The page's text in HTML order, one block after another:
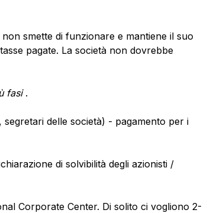
smette di funzionare e mantiene il suo
pagate. La società non dovrebbe
fasi .
delle società) - pagamento per i
di solvibilità degli azionisti /
Corporate Center. Di solito ci vogliono 2-